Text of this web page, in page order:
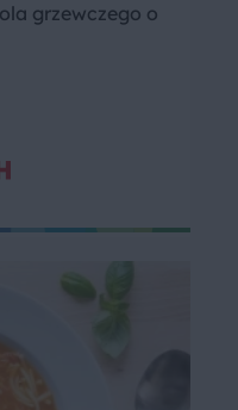
grzewczego o